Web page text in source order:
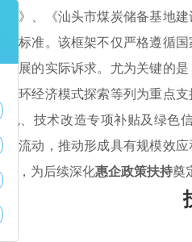
见》、《汕头市煤炭储备基地
束标准。该框架不仅严格遵循
发展的实际诉求。尤为关键的
循环经济模式探索等列为重点
免、技术改造专项补贴及绿色
向流动，推动形成具有规模效
目，为后续深化惠企政策扶持奠